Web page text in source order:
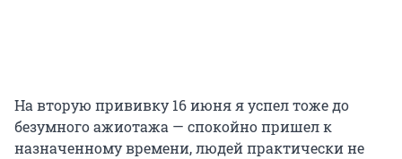
На вторую прививку 16 июня я успел тоже до
безумного ажиотажа — спокойно пришел к
назначенному времени, людей практически не